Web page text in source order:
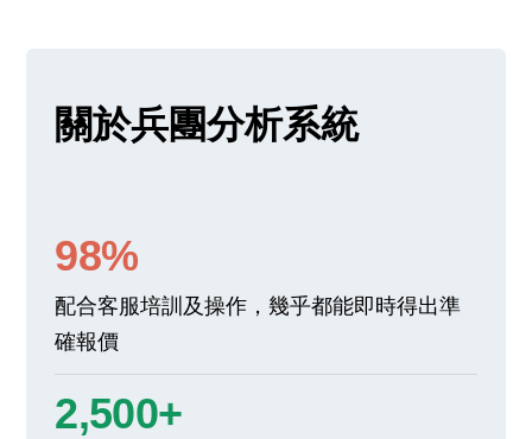
關於兵團分析系統
98%
配合客服培訓及操作，幾乎都能即時得出準
確報價
2,500+